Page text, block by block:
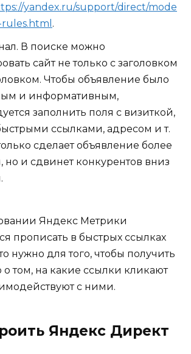
yandex.ru/support/direct/mode
.
В поиске можно
сайт не только с заголовком
Чтобы объявление было
и информативным,
заполнить поля с визиткой,
ссылками, адресом и т.
сделает объявление более
но и сдвинет конкурентов вниз
Яндекс Метрики
прописать в быстрых ссылках
нужно для того, чтобы получить
том, на какие ссылки кликают
с ними.
Яндекс Директ